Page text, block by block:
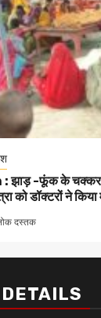
-फूंक के चक्कर में
को डॉक्टरों ने किया
दस्तक